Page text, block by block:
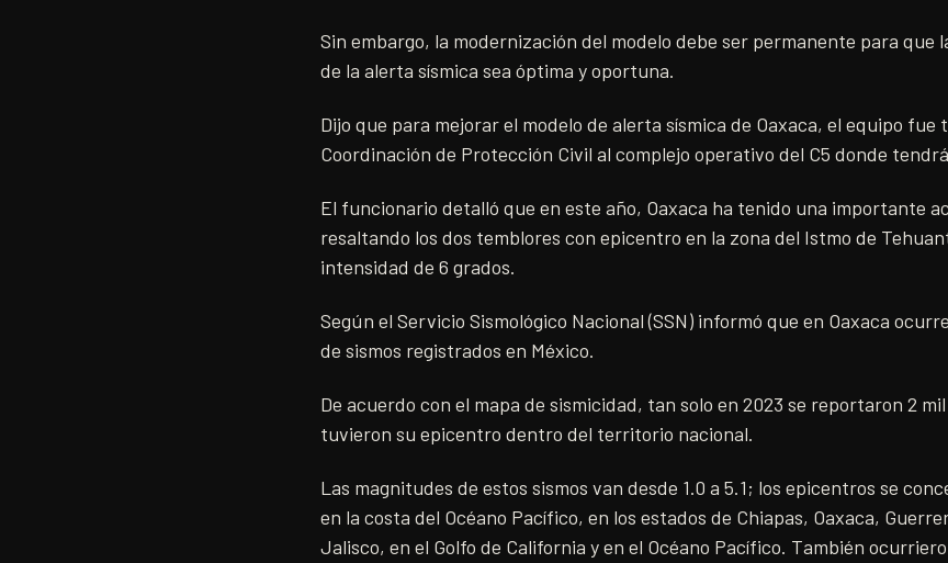
Sin embargo, la modernización del modelo debe ser permanente para que
de la alerta sísmica sea óptima y oportuna.
Dijo que para mejorar el modelo de alerta sísmica de Oaxaca, el equipo fue
Coordinación de Protección Civil al complejo operativo del C5 donde
El funcionario detalló que en este año, Oaxaca ha tenido una importante
resaltando los dos temblores con epicentro en la zona del Istmo de
intensidad de 6 grados.
Según el Servicio Sismológico Nacional (SSN) informó que en Oaxaca
de sismos registrados en México.
De acuerdo con el mapa de sismicidad, tan solo en 2023 se reportaron 2
tuvieron su epicentro dentro del territorio nacional.
Las magnitudes de estos sismos van desde 1.0 a 5.1; los epicentros se
en la costa del Océano Pacífico, en los estados de Chiapas, Oaxaca,
Jalisco, en el Golfo de California y en el Océano Pacífico. También